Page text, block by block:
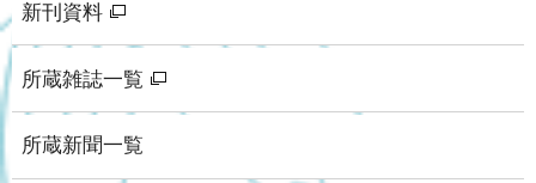
新刊資料
所蔵雑誌一覧
所蔵新聞一覧